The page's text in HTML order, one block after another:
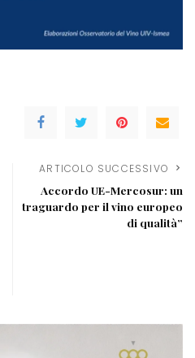
ARTICOLO SUCCESSIVO
Accordo UE-Mercosur: un
traguardo per il vino europeo
di qualità”